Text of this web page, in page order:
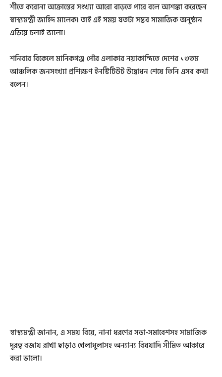
শীতে করোনা আক্রান্তের সংখ্যা আরো বাড়তে পারে বলে আশঙ্কা করেছেন
স্বাস্থ্যমন্ত্রী জাহিদ মালেক। তাই এই সময় যতটা সম্ভব সামাজিক অনুষ্ঠান
এড়িয়ে চলাই ভালো।
শনিবার বিকেলে মানিকগঞ্জ পৌর এলাকার নয়াকান্দিতে দেশের ১৩তম
আঞ্চলিক জনসংখ্যা প্রশিক্ষণ ইনস্টিটিউট উদ্বোধন শেষে তিনি এসব কথা
বলেন।
স্বাস্থ্যমন্ত্রী জানান, এ সময় বিয়ে, নানা ধরণের সভা-সমাবেশসহ সামাজিক
দূরত্ব বজায় রাখা ছাড়াও খেলাধুলাসহ অন্যান্য বিষয়াদি সীমিত আকারে
করা ভালো।